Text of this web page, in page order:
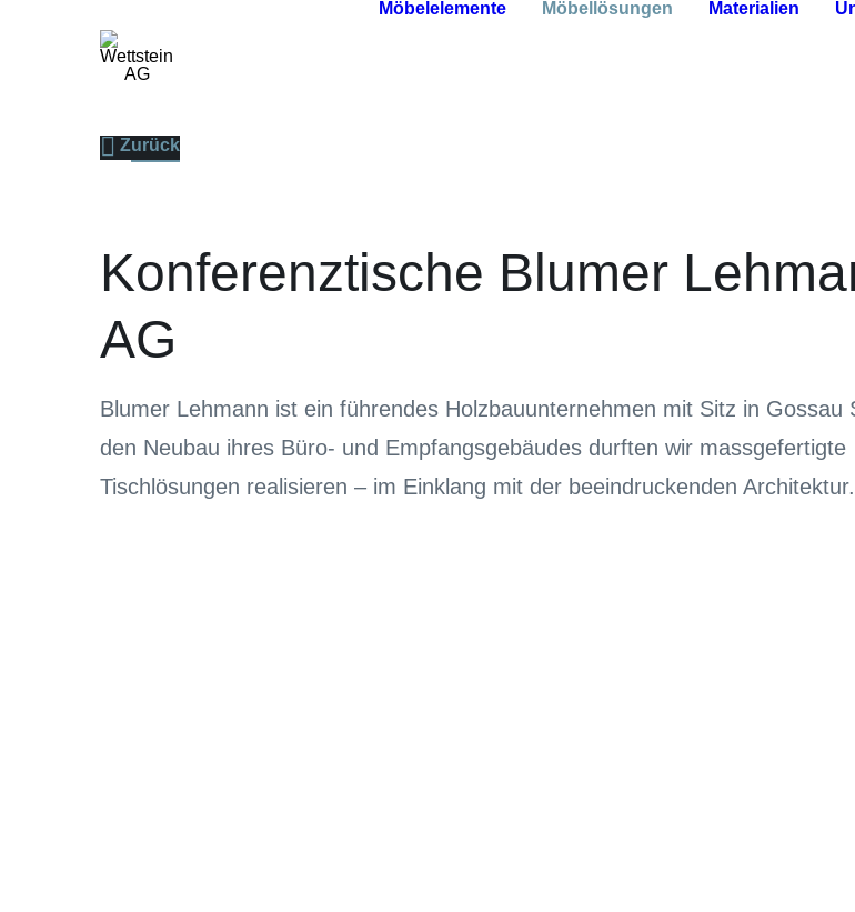
Möbelelemente Möbellösungen Materialien
Zurück
Konferenztische Blumer
AG
Blumer Lehmann ist ein führendes Holzbauunternehmen mit Sitz in Gossau
den Neubau ihres Büro- und Empfangsgebäudes durften wir massgefertigte
Tischlösungen realisieren – im Einklang mit der beeindruckenden Architektur.